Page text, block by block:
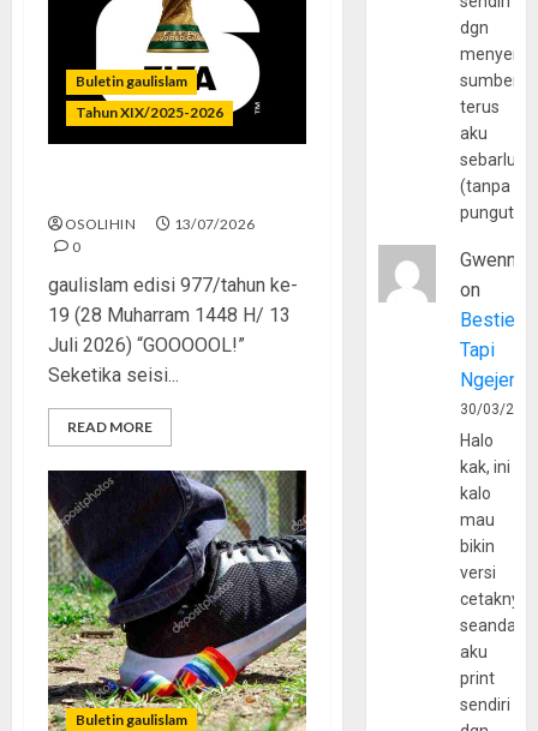
Buletin gaulislam
Tahun XIX/2025-2026
OSOLIHIN
13/07/2026
0
gaulislam edisi 977/tahun ke-
19 (28 Muharram 1448 H/ 13
Juli 2026) “GOOOOOL!”
Seketika seisi...
READ MORE
Buletin gaulislam
dgn
sumber
terus
aku
(tanpa
Gwenny
on
Bestie
Tapi
30/03/
Halo
kak, ini
kalo
mau
bikin
versi
cetaknya
aku
print
sendiri